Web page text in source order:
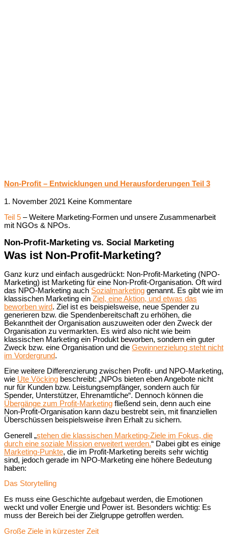
Non-Profit – Entwicklungen und Herausforderungen Teil 3
1. November 2021 Keine Kommentare
Teil 5 – Weitere Marketing-Formen und unsere Zusammenarbeit
mit NGOs & NPOs.
Non-Profit-Marketing vs. Social Marketing
Was ist Non-Profit-Marketing?
Ganz kurz und einfach ausgedrückt: Non-Profit-Marketing (NPO-
Marketing) ist Marketing für eine Non-Profit-Organisation. Oft wird
das NPO-Marketing auch Sozialmarketing genannt. Es gibt wie im
klassischen Marketing ein Ziel, eine Aktion, und etwas das
beworben wird. Ziel ist es beispielsweise, neue Spender zu
generieren bzw. die Spendenbereitschaft zu erhöhen, die
Bekanntheit der Organisation auszuweiten oder den Zweck der
Organisation zu vermarkten. Es wird also nicht wie beim
klassischen Marketing ein Produkt beworben, sondern ein guter
Zweck bzw. eine Organisation und die Gewinnerzielung steht nicht
im Vordergrund.
Eine weitere Differenzierung zwischen Profit- und NPO-Marketing,
wie Ute Vöcking beschreibt: „NPOs bieten eben Angebote nicht
nur für Kunden bzw. Leistungsempfänger, sondern auch für
Spender, Unterstützer, Ehrenamtliche“. Dennoch können die
Übergänge zum Profit-Marketing fließend sein, denn auch eine
Non-Profit-Organisation kann dazu bestrebt sein, mit finanziellen
Überschüssen beispielsweise ihren Erhalt zu sichern.
Generell „stehen die klassischen Marketing-Ziele im Fokus, die
durch eine soziale Mission erweitert werden.“ Dabei gibt es einige
Marketing-Punkte, die im Profit-Marketing bereits sehr wichtig
sind, jedoch gerade im NPO-Marketing eine höhere Bedeutung
haben:
Das Storytelling
Es muss eine Geschichte aufgebaut werden, die Emotionen
weckt und voller Energie und Power ist. Besonders wichtig: Es
muss der Bereich bei der Zielgruppe getroffen werden.
Große Ziele in kürzester Zeit